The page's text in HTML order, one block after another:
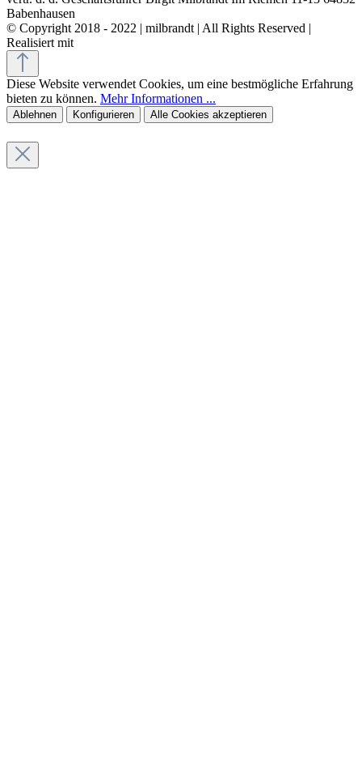
Babenhausen
© Copyright 2018 - 2022 | milbrandt | All Rights Reserved |
Realisiert mit
Diese Website verwendet Cookies, um eine bestmögliche Erfahrung
bieten zu können. Mehr Informationen ...
Ablehnen Konfigurieren Alle Cookies akzeptieren